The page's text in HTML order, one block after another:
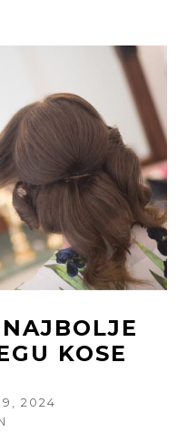
KLJUČNI
KOMADI
ZA
STIL
UDOBNOST
KOSE
2024